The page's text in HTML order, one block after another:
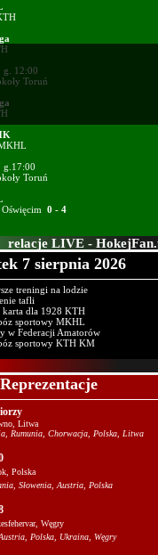
g. 12:00
Toruń
g.17:00
Toruń
0 - 4
relacje LIVE -
7 sierpnia 2026
treningi na lodzie
tafli
dla 1928 KTH
sportowy MKHL
w Federacji Amatorów
sportowy KTH KM
Reprezentacje
Litwa
Rumunia, Chorwacja, Polska, Litwa
Polska
Słowenia, Austria, Polska
Węgry
Polska, Ukraina, Węgry